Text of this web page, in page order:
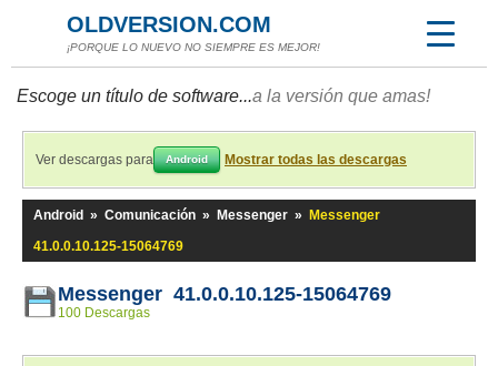
OLDVERSION.COM
¡PORQUE LO NUEVO NO SIEMPRE ES MEJOR!
Escoge un título de software...a la versión que amas!
Ver descargas para Android Mostrar todas las descargas
Android » Comunicación » Messenger »
Messenger
41.0.0.10.125-15064769
Messenger 41.0.0.10.125-15064769
100 Descargas